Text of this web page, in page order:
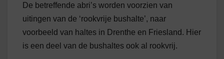
De betreffende abri’s worden voorzien van
uitingen van de ‘rookvrije bushalte’, naar
voorbeeld van haltes in Drenthe en Friesland. Hier
is een deel van de bushaltes ook al rookvrij.